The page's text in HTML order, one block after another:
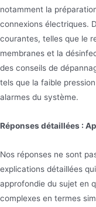
notamment la
connexions électriques.
courantes, telles que le
membranes et la
des conseils de
tels que la faible
alarmes du système.
Réponses détaillées :
Nos réponses ne sont
explications détaillées
approfondie du sujet en
complexes en termes